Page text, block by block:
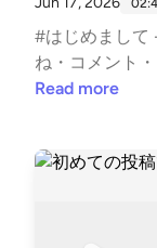
#はじめまして
ね・コメント
d.fm/channels/
Read more